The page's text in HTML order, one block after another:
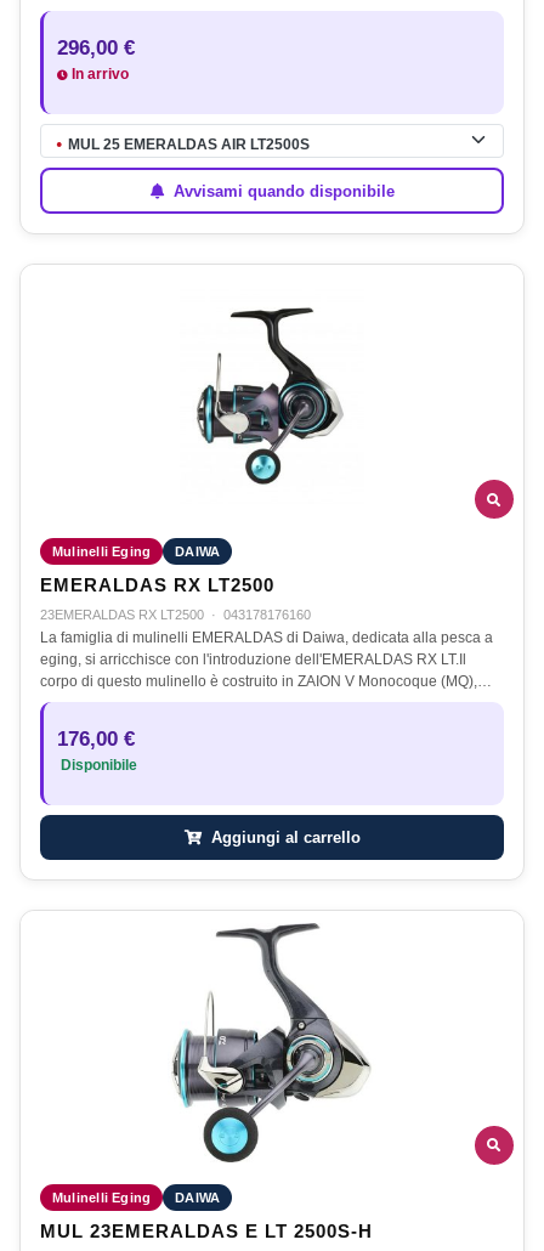
296,00 €
In arrivo
● MUL 25 EMERALDAS AIR LT2500S
Avvisami quando disponibile
Mulinelli Eging DAIWA
EMERALDAS RX LT2500
23EMERALDAS RX LT2500 · 043178176160
La famiglia di mulinelli EMERALDAS di Daiwa, dedicata alla pesca a
eging, si arricchisce con l'introduzione dell'EMERALDAS RX LT.Il
corpo di questo mulinello è costruito in ZAION V Monocoque (MQ),…
176,00 €
Disponibile
Aggiungi al carrello
Mulinelli Eging DAIWA
MUL 23EMERALDAS E LT 2500S-H